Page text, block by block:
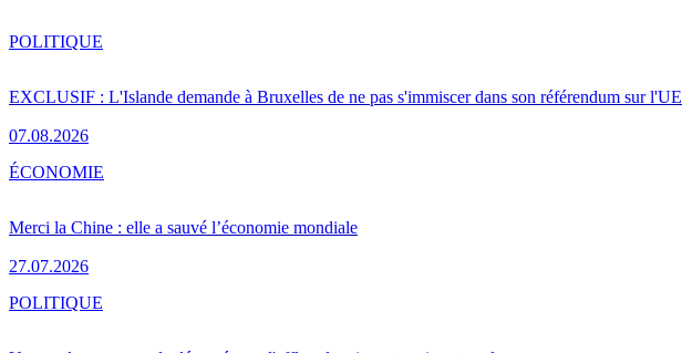
EXCLUSIF : L'Islande demande à Bruxelles de ne pas s'immiscer dans son référendum sur l'UE
07.08.2026
POLITIQUE
Merci la Chine : elle a sauvé l’économie mondiale
27.07.2026
ÉCONOMIE
POLITIQUE